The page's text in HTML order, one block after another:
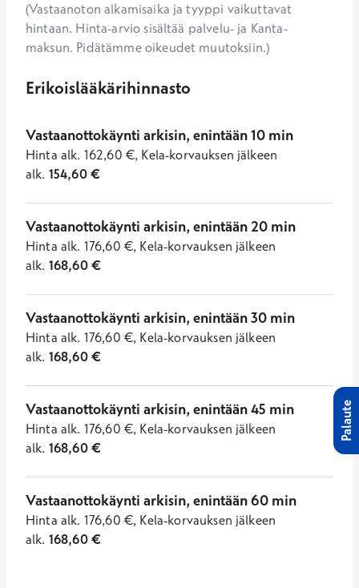
(Vastaanoton alkamisaika ja tyyppi vaikuttavat
hintaan. Hinta-arvio sisältää palvelu- ja Kanta-
maksun. Pidätämme oikeudet muutoksiin.)
Erikoislääkärihinnasto
Vastaanottokäynti arkisin, enintään 10 min
Hinta alk. 162,60 €, Kela-korvauksen jälkeen
alk. 154,60€
Vastaanottokäynti arkisin, enintään 20 min
Hinta alk. 176,60 €, Kela-korvauksen jälkeen
alk. 168,60€
Vastaanottokäynti arkisin, enintään 30 min
Hinta alk. 176,60 €, Kela-korvauksen jälkeen
alk. 168,60€
Vastaanottokäynti arkisin, enintään 45 min
Hinta alk. 176,60 €, Kela-korvauksen jälkeen
alk. 168,60€
Vastaanottokäynti arkisin, enintään 60 min
Hinta alk. 176,60 €, Kela-korvauksen jälkeen
alk. 168,60€
Palaute